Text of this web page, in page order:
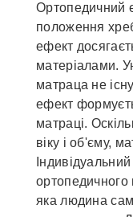
Ортопедичний
положення
ефект
матеріалами.
матраца не
ефект
матраці.
віку і об'єму,
ортопедичного
яка людина